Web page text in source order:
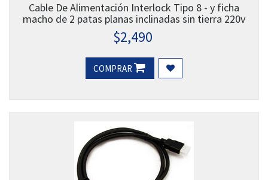
Cable De Alimentación Interlock Tipo 8 - y ficha
macho de 2 patas planas inclinadas sin tierra 220v
$2,490
COMPRAR